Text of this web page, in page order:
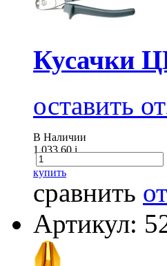
Кусачки
оставить
В Наличии
1 033.60i
купить
сравнить
Артикул: